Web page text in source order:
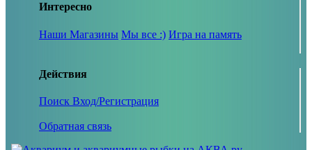
Интересно
Наши Магазины Мы все :) Игра на память
Действия
Поиск Вход/Регистрация
Обратная связь